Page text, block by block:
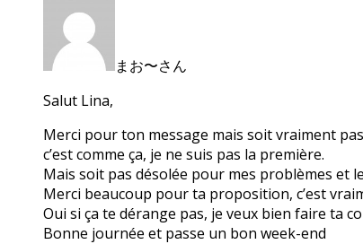
まお〜さん
Salut Lina,
Merci pour ton message mais soit vraiment
c’est comme ça, je ne suis pas la première.
Mais soit pas désolée pour mes problèmes et
Merci beaucoup pour ta proposition, c’est
Oui si ça te dérange pas, je veux bien faire ta
Bonne journée et passe un bon week-end